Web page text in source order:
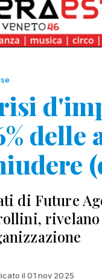
delle
di Future
il 01 nov 2025